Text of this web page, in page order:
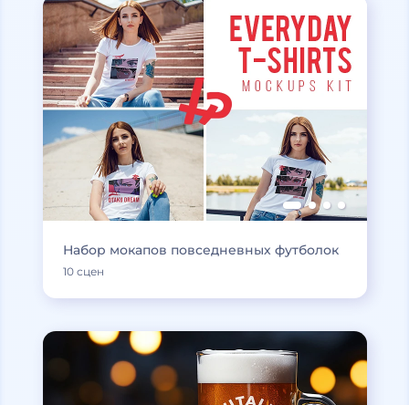
Набор мокапов повседневных футболок
10 сцен